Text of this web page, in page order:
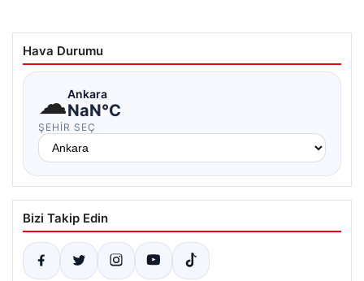
Hava Durumu
☁Ankara
NaN°C
ŞEHIR SEÇ
Bizi Takip Edin